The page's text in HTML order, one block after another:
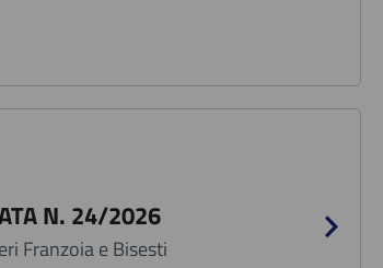
N. 24/2026
Franzoia e Bisesti